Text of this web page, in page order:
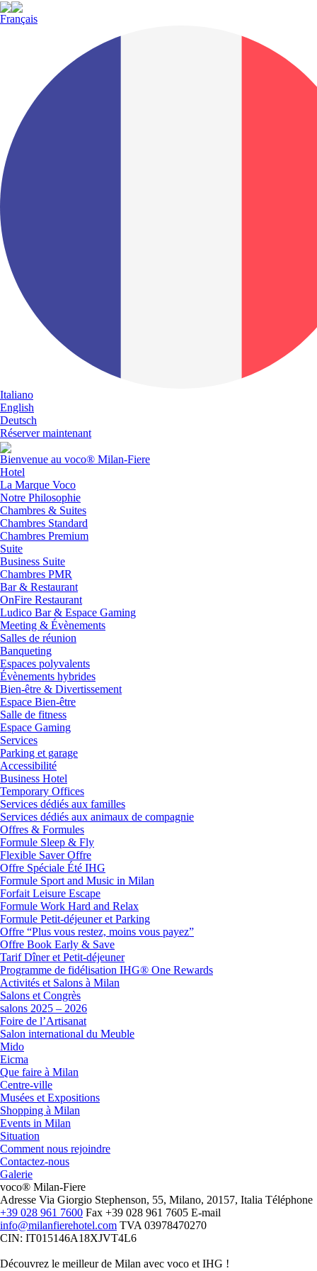
Français
Italiano
English
Deutsch
Réserver maintenant
Bienvenue au voco® Milan-Fiere
Hotel
La Marque Voco
Notre Philosophie
Chambres & Suites
Chambres Standard
Chambres Premium
Suite
Business Suite
Chambres PMR
Bar & Restaurant
OnFire Restaurant
Ludico Bar & Espace Gaming
Meeting & Évènements
Salles de réunion
Banqueting
Espaces polyvalents
Évènements hybrides
Bien-être & Divertissement
Espace Bien-être
Salle de fitness
Espace Gaming
Services
Parking et garage
Accessibilité
Business Hotel
Temporary Offices
Services dédiés aux familles
Services dédiés aux animaux de compagnie
Offres & Formules
Formule Sleep & Fly
Flexible Saver Offre
Offre Spéciale Été IHG
Formule Sport and Music in Milan
Forfait Leisure Escape
Formule Work Hard and Relax
Formule Petit-déjeuner et Parking
Offre “Plus vous restez, moins vous payez”
Offre Book Early & Save
Tarif Dîner et Petit-déjeuner
Programme de fidélisation IHG® One Rewards
Activités et Salons à Milan
Salons et Congrès
salons 2025 – 2026
Foire de l’Artisanat
Salon international du Meuble
Mido
Eicma
Que faire à Milan
Centre-ville
Musées et Expositions
Shopping à Milan
Events in Milan
Situation
Comment nous rejoindre
Contactez-nous
Galerie
voco® Milan-Fiere
Adresse Via Giorgio Stephenson, 55, Milano, 20157, Italia Téléphone
+39 028 961 7600 Fax +39 028 961 7605 E-mail
info@milanfierehotel.com TVA 03978470270
CIN: IT015146A18XJVT4L6
Découvrez le meilleur de Milan avec voco et IHG !